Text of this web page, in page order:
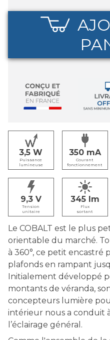
3,5
Puissance
lumineuse
350
Courant
fonctionnement
9,3
Tension
unitaire
345
Flux
sortant
Le COBALT est le plus
orientable du marché.
à 360°, ce petit encastré
plafonds en rampant
Initialement développé
montants de véranda,
concepteurs lumière
intérieur nous a conduit
l’éclairage général.